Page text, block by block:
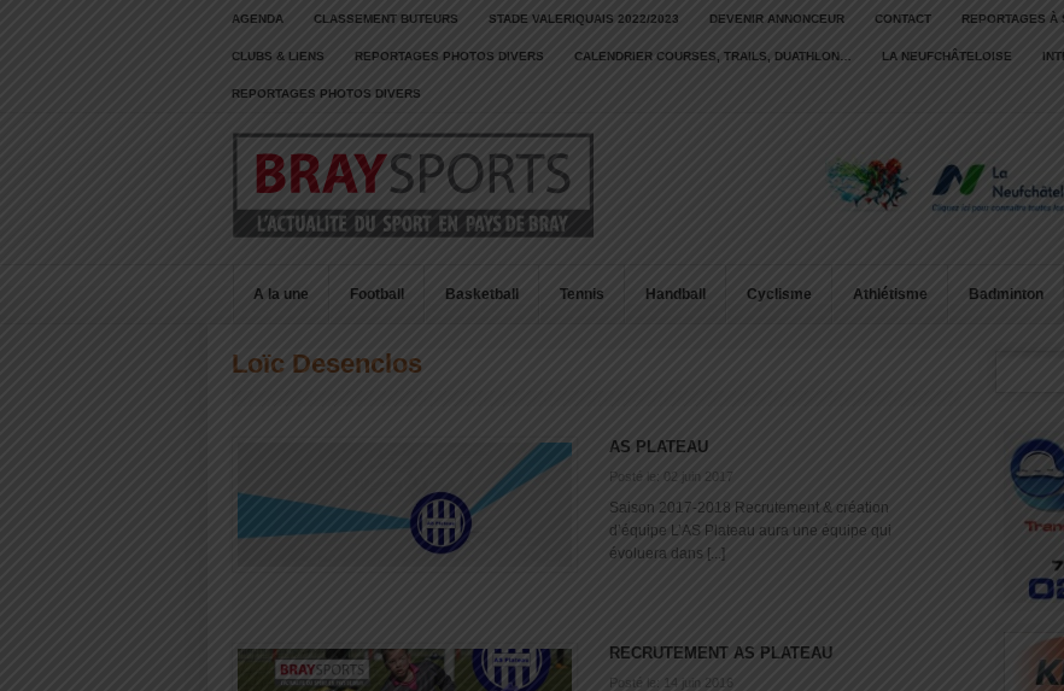
AGENDA CLASSEMENT BUTEURS STADE VALERIQUAIS 2022/2023 DEVENIR ANNONCEUR CONTACT REPORTAGES À
CLUBS & LIENS REPORTAGES PHOTOS DIVERS CALENDRIER COURSES, TRAILS, DUATHLON… LA NEUFCHÂTELOISE
REPORTAGES PHOTOS DIVERS
A la une Football Basketball Tennis Handball Cyclisme Athlétisme Badminton
Loïc Desenclos
AS PLATEAU
Posté le: 02 juin 2017
Saison 2017-2018 Recrutement & création
d’équipe L’AS Plateau aura une équipe qui
évoluera dans [...]
RECRUTEMENT AS PLATEAU
Posté le: 14 juin 2016